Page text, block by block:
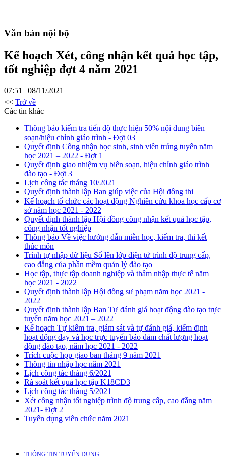
Văn bản nội bộ
Kế hoạch Xét, công nhận kết quả học tập,
tốt nghiệp đợt 4 năm 2021
07:51 | 08/11/2021
<< Trở về
Các tin khác
Thông báo kiểm tra tiến độ thực hiện 50% nội dung biên
soạn/hiệu chỉnh giáo trình - Đợt 03
Quyết định Công nhận học sinh, sinh viên trúng tuyển năm
học 2021 – 2022 - Đợt 1
Quyết định giao nhiệm vụ biên soạn, hiệu chỉnh giáo trình
đào tạo - Đợt 3
Lịch công tác tháng 10/2021
Quyết định thành lập Ban giúp việc của Hội đồng thi
Kế hoạch tổ chức các hoạt động Nghiên cứu khoa học cấp cơ
sở năm học 2021 - 2022
Quyết định thành lập Hội đồng công nhận kết quả học tập,
công nhận tốt nghiệp
Thông báo Về việc hướng dẫn miễn học, kiểm tra, thi kết
thúc môn
Trình tự nhập dữ liệu Sổ lên lớp điện tử trình độ trung cấp,
cao đẳng của phần mềm quản lý đào tạo
Học tập, thực tập doanh nghiệp và thâm nhập thực tế năm
học 2021 - 2022
Quyết định thành lập Hội đồng sư phạm năm học 2021 -
2022
Quyết định thành lập Ban Tự đánh giá hoạt động đào tạo trực
tuyến năm học 2021 – 2022
Kế hoạch Tự kiểm tra, giám sát và tự đánh giá, kiểm định
hoạt động dạy và học trực tuyến bảo đảm chất lượng hoạt
động đào tạo, năm học 2021 - 2022
Trích cuộc họp giao ban tháng 9 năm 2021
Thông tin nhập học năm 2021
Lịch công tác tháng 6/2021
Rà soát kết quả học tập K18CD3
Lịch công tác tháng 5/2021
Xét công nhận tốt nghiệp trình độ trung cấp, cao đẳng năm
2021- Đợt 2
Tuyển dụng viên chức năm 2021
THÔNG TIN TUYỂN DỤNG